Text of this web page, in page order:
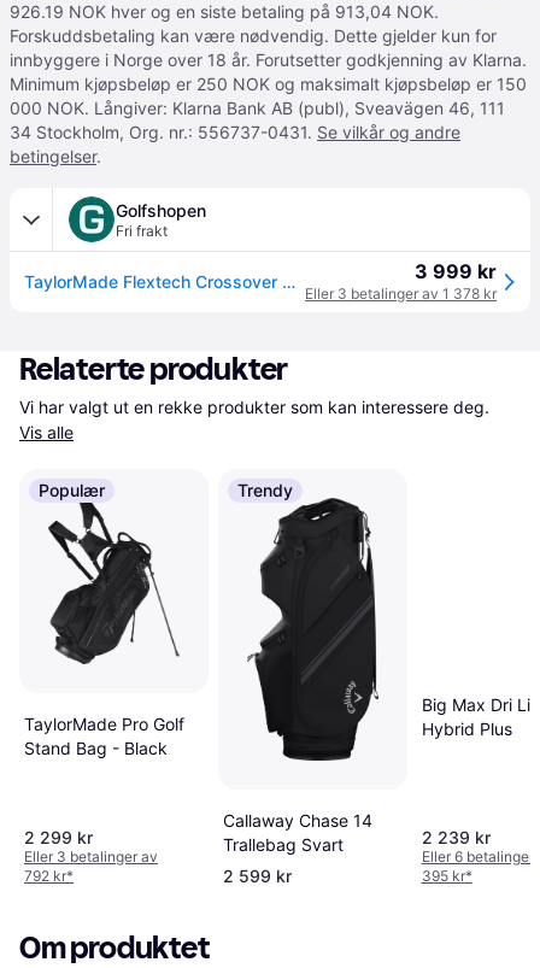
926.19 NOK hver og en siste betaling på 913,04 NOK.
Forskuddsbetaling kan være nødvendig. Dette gjelder kun for
innbyggere i Norge over 18 år. Forutsetter godkjenning av Klarna.
Minimum kjøpsbeløp er 250 NOK og maksimalt kjøpsbeløp er 150
000 NOK. Långiver: Klarna Bank AB (publ), Sveavägen 46, 111
34 Stockholm, Org. nr.: 556737-0431. Se vilkår og andre
betingelser.
Golfshopen
Fri frakt
TaylorMade Flextech Crossover Bærebag Svart 3 999 kr
Eller 3 betalinger av 1 378 kr
Relaterte produkter
Vis alle
Populær
TaylorMade Pro Golf
Stand Bag - Black
2 299 kr
Eller 3 betalinger av
792 kr*
Trendy
Callaway Chase 14
Trallebag Svart
2 599 kr
Big Max Dri
Hybrid Plus
2 239 kr
Eller 6 betalinger
395 kr*
Om produktet